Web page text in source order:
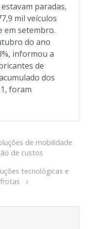
paradas,
mil veículos
em setembro.
do ano
informou a
de
dos
foram
de mobilidade
de custos
tecnológicas e